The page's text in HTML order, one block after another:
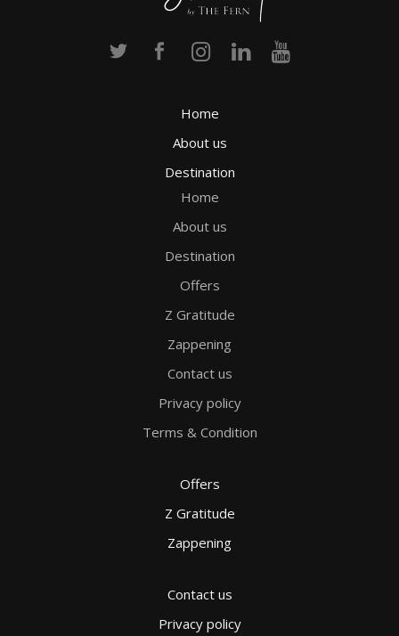
Home
About us
Destination
Home
About us
Destination
Offers
Z Gratitude
Zappening
Contact us
Privacy policy
Terms & Condition
Offers
Z Gratitude
Zappening
Contact us
Privacy policy